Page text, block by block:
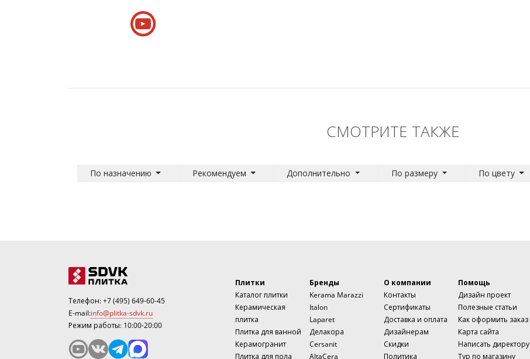
СМОТРИТЕ ТАКЖЕ
По назначению Рекомендуем Дополнительно По размеру По цвету
Телефон:+7 (495) 649-60-45
E-mail:info@plitka-sdvk.ru
Режим работы: 10:00-20:00
Плитки
Каталог плитки
Керамическая
плитка
Плитка для ванной
Керамогранит
Плитка для пола
Бренды
Kerama Marazzi
Italon
Laparet
Делакора
Cersanit
AltaCera
О компании
Контакты
Сертификаты
Доставка и оплата
Дизайнерам
Скидки
Политика
Помощь
Дизайн проект
Полезные статьи
Как оформить заказ
Карта сайта
Написать директору
Тур по магазину